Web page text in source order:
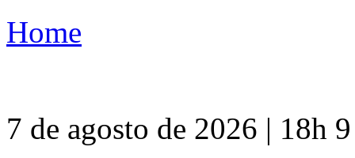
Home
7 de agosto de 2026 | 18h